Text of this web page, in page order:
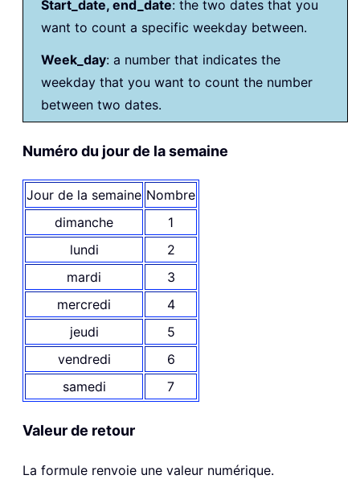
Start_date, end_date: the two dates that you
want to count a specific weekday between.
Week_day: a number that indicates the
weekday that you want to count the number
between two dates.
Numéro du jour de la semaine
Jour de la semaine Nombre
dimanche
1
lundi
2
mardi
3
mercredi
4
jeudi
5
vendredi
6
samedi
7
Valeur de retour
La formule renvoie une valeur numérique.